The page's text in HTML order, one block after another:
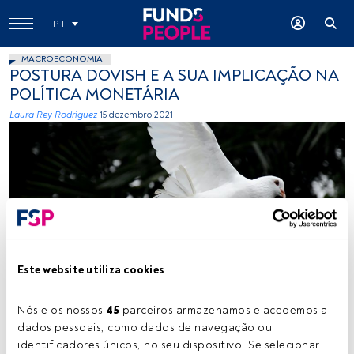
Este website utiliza cookies
Nós e os nossos 45 parceiros armazenamos e acedemos a
dados pessoais, como dados de navegação ou
identificadores únicos, no seu dispositivo. Se selecionar
PT
MACROECONOMIA
POSTURA DOVISH E A SUA IMPLICAÇÃO NA
POLÍTICA MONETÁRIA
Laura Rey Rodríguez 15 dezembro 2021
Tempo de leitura: